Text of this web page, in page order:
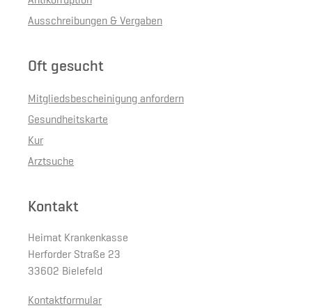
Ausschreibungen & Vergaben
Oft gesucht
Mitgliedsbescheinigung anfordern
Gesundheitskarte
Kur
Arztsuche
Kontakt
Heimat Krankenkasse
Herforder Straße 23
33602 Bielefeld
Kontaktformular